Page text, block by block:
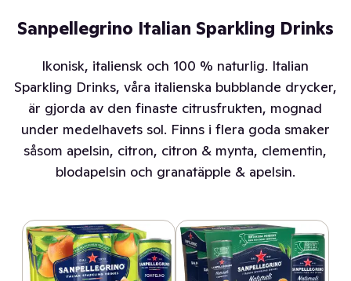
Sanpellegrino Italian Sparkling Drinks
Ikonisk, italiensk och 100 % naturlig. Italian
Sparkling Drinks, våra italienska bubblande drycker,
är gjorda av den finaste citrusfrukten, mognad
under medelhavets sol. Finns i flera goda smaker
såsom apelsin, citron, citron & mynta, clementin,
blodapelsin och granatäpple & apelsin.